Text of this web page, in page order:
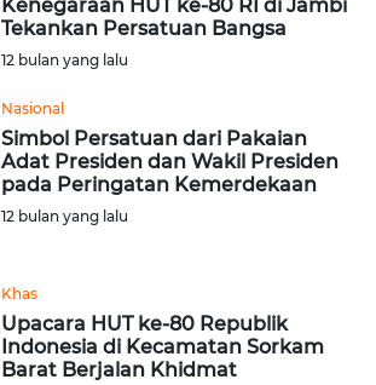
Kenegaraan HUT ke-80 RI di Jambi
Tekankan Persatuan Bangsa
12 bulan yang lalu
Nasional
Simbol Persatuan dari Pakaian
Adat Presiden dan Wakil Presiden
pada Peringatan Kemerdekaan
12 bulan yang lalu
Khas
Upacara HUT ke-80 Republik
Indonesia di Kecamatan Sorkam
Barat Berjalan Khidmat